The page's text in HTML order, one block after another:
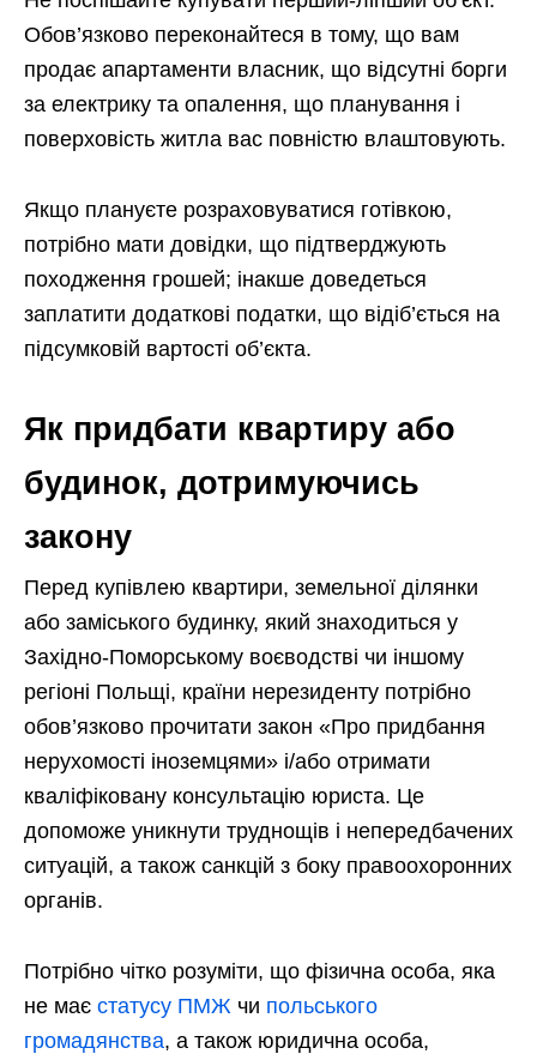
Обов’язково переконайтеся в тому, що вам
продає апартаменти власник, що відсутні борги
за електрику та опалення, що планування і
поверховість житла вас повністю влаштовують.
Якщо плануєте розраховуватися готівкою,
потрібно мати довідки, що підтверджують
походження грошей; інакше доведеться
заплатити додаткові податки, що відіб’ється на
підсумковій вартості об’єкта.
Як придбати квартиру або
будинок, дотримуючись
закону
Перед купівлею квартири, земельної ділянки
або заміського будинку, який знаходиться у
Західно-Поморському воєводстві чи іншому
регіоні Польщі, країни нерезиденту потрібно
обов’язково прочитати закон «Про придбання
нерухомості іноземцями» і/або отримати
кваліфіковану консультацію юриста. Це
допоможе уникнути труднощів і непередбачених
ситуацій, а також санкцій з боку правоохоронних
органів.
Потрібно чітко розуміти, що фізична особа, яка
не має статусу ПМЖ чи польського
громадянства, а також юридична особа,